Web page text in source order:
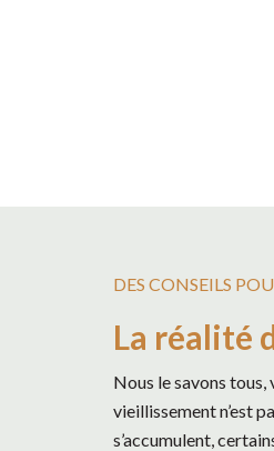
DES CONSEILS
La réalité
Nous le savons
vieillissement n’est
s’accumulent,